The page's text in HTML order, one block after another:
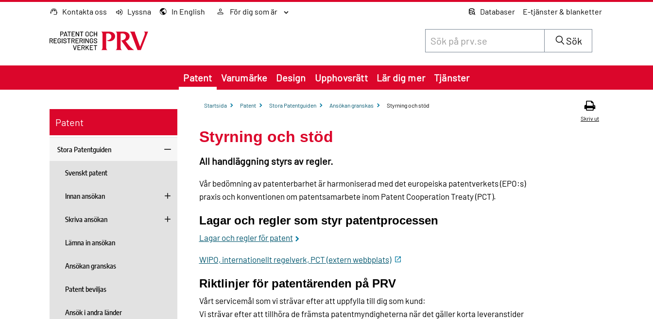
Gå till innehållet Kontakta oss Lyssna In English För dig som är Databaser E-tjänster & blanketter
Sök
Patent Varumärke Design Upphovsrätt Lär dig mer Tjänster
Patent
Stora Patentguiden
Svenskt patent
Innan ansökan
Skriva ansökan
Lämna in ansökan
Ansökan granskas
Patent beviljas
Ansök i andra länder
Startsida Patent Stora Patentguiden Ansökan granskas
Styrning och stöd
Skriv ut
Styrning och stöd
All handläggning styrs av regler.
Vår bedömning av patenterbarhet är harmoniserad med det europeiska patentverkets (EPO:s)
praxis och konventionen om patentsamarbete inom Patent Cooperation Treaty (PCT).
Lagar och regler som styr patentprocessen
Lagar och regler för patent
WIPO, internationellt regelverk, PCT (extern webbplats)
Riktlinjer för patentärenden på PRV
Vårt servicemål som vi strävar efter att uppfylla till dig som kund:
Vi strävar efter att tillhöra de främsta patentmyndigheterna när det gäller korta leveranstider